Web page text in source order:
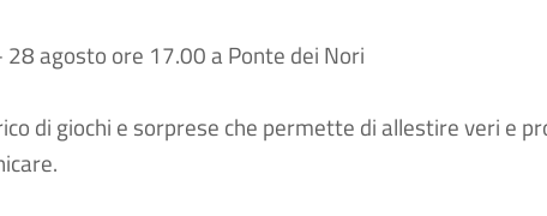
agosto ore 17.00 a Ponte dei Nori
di giochi e sorprese che permette di allestire veri e